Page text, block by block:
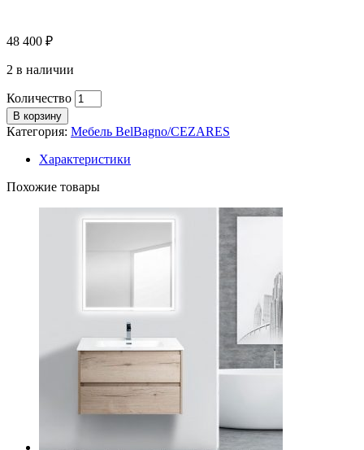
48 400 ₽
2 в наличии
Количество
В корзину
Категория: Мебель BelBagno/CEZARES
Характеристики
Похожие товары